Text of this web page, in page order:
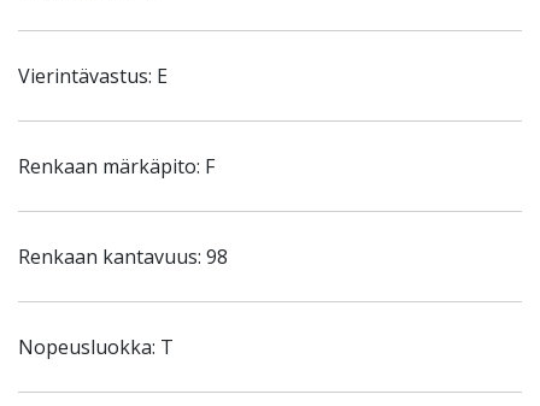
Vierintävastus: E
Renkaan märkäpito: F
Renkaan kantavuus: 98
Nopeusluokka: T